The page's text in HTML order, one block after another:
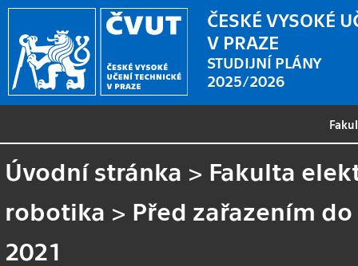
ČESKÉ VYSOKÉ
V PRAZE
STUDIJNÍ PLÁNY
2025/2026
Úvodní stránka > Fakulta
robotika > Před zařazením
2021